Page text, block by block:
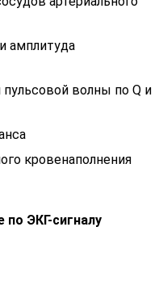
амплитуда
волны по Q и
кровенаполнения
ЭКГ-сигналу